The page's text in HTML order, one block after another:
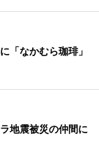
「なかむら珈琲」
地震被災の仲間に